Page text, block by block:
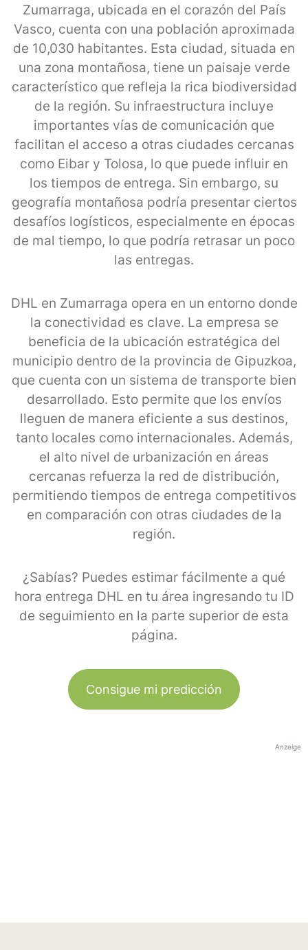
Zumarraga, ubicada en el corazón del País
Vasco, cuenta con una población aproximada
de 10,030 habitantes. Esta ciudad, situada en
una zona montañosa, tiene un paisaje verde
característico que refleja la rica biodiversidad
de la región. Su infraestructura incluye
importantes vías de comunicación que
facilitan el acceso a otras ciudades cercanas
como Eibar y Tolosa, lo que puede influir en
los tiempos de entrega. Sin embargo, su
geografía montañosa podría presentar ciertos
desafíos logísticos, especialmente en épocas
de mal tiempo, lo que podría retrasar un poco
las entregas.
DHL en Zumarraga opera en un entorno donde
la conectividad es clave. La empresa se
beneficia de la ubicación estratégica del
municipio dentro de la provincia de Gipuzkoa,
que cuenta con un sistema de transporte bien
desarrollado. Esto permite que los envíos
lleguen de manera eficiente a sus destinos,
tanto locales como internacionales. Además,
el alto nivel de urbanización en áreas
cercanas refuerza la red de distribución,
permitiendo tiempos de entrega competitivos
en comparación con otras ciudades de la
región.
¿Sabías? Puedes estimar fácilmente a qué
hora entrega DHL en tu área ingresando tu ID
de seguimiento en la parte superior de esta
página.
Consigue mi predicción
Anzeige